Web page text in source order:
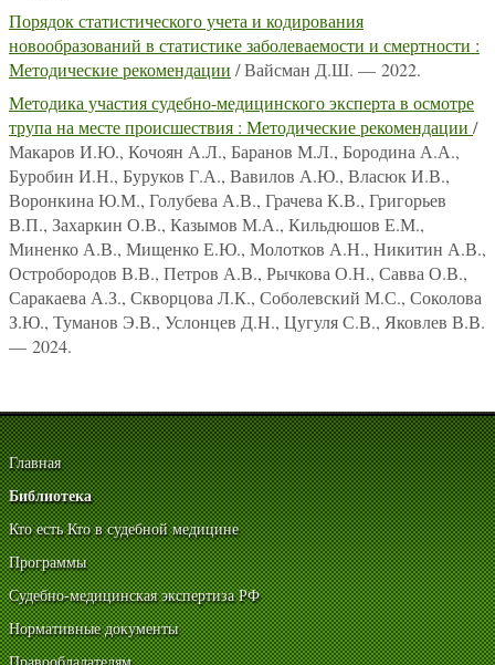
Порядок статистического учета и кодирования
новообразований в статистике заболеваемости и смертности :
Методические рекомендации / Вайсман Д.Ш. — 2022.
Методика участия судебно-медицинского эксперта в осмотре
трупа на месте происшествия : Методические рекомендации /
Макаров И.Ю., Кочоян А.Л., Баранов М.Л., Бородина А.А.,
Буробин И.Н., Буруков Г.А., Вавилов А.Ю., Власюк И.В.,
Воронкина Ю.М., Голубева А.В., Грачева К.В., Григорьев
В.П., Захаркин О.В., Казымов М.А., Кильдюшов Е.М.,
Миненко А.В., Мищенко Е.Ю., Молотков А.Н., Никитин А.В.,
Остробородов В.В., Петров А.В., Рычкова О.Н., Савва О.В.,
Саракаева А.З., Скворцова Л.К., Соболевский М.С., Соколова
З.Ю., Туманов Э.В., Услонцев Д.Н., Цугуля С.В., Яковлев В.В.
— 2024.
Главная
Библиотека
Кто есть Кто в судебной медицине
Программы
Судебно-медицинская экспертиза РФ
Нормативные документы